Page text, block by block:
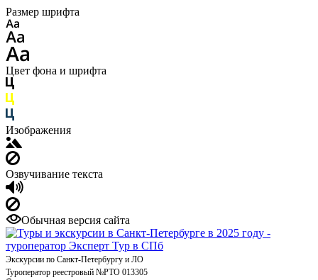
Размер шрифта
Цвет фона и шрифта
Изображения
Озвучивание текста
Обычная версия сайта
Экскурсии по Санкт-Петербургу и ЛО
Туроператор реестровый №РТО 013305